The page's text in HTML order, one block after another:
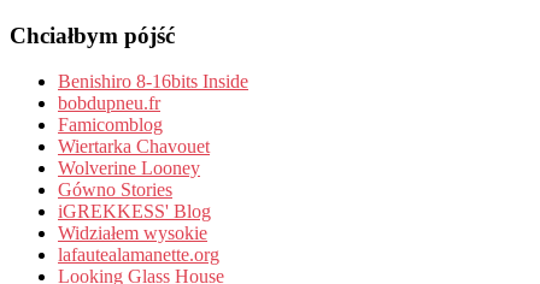
Chciałbym pójść
Benishiro 8-16bits Inside
bobdupneu.fr
Famicomblog
Wiertarka Chavouet
Wolverine Looney
Gówno Stories
iGREKKESS' Blog
Widziałem wysokie
lafautealamanette.org
Looking Glass House